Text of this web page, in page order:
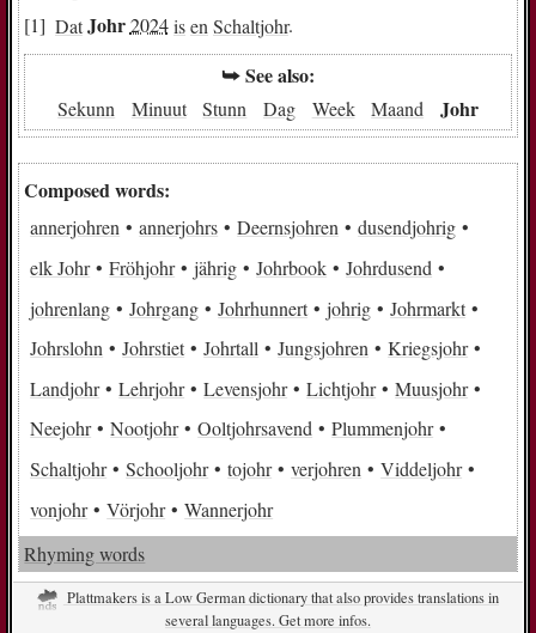
DatJohr2024isen Schaltjohr.
⮩ See also:
Sekunn Minuut Stunn Dag Week Maand Johr
Composed words:
annerjohren annerjohrs Deernsjohren
dusendjohrig
elk Johr
Fröhjohr jährig Johrbook
Johrdusend
johrenlang
Johrgang Johrhunnert johrig
Johrmarkt
Johrslohn
Johrstiet Johrtall Jungsjohren
Kriegsjohr
Landjohr
Lehrjohr Levensjohr Lichtjohr
Muusjohr
Neejohr
Nootjohr Ooltjohrsavend
Plummenjohr
Schaltjohr
Schooljohr tojohr verjohren
Viddeljohr
vonjohr
Vörjohr
Wannerjohr
Rhyming words
Plattmakers is a Low German dictionary that also provides translations in
several languages. Get more infos.